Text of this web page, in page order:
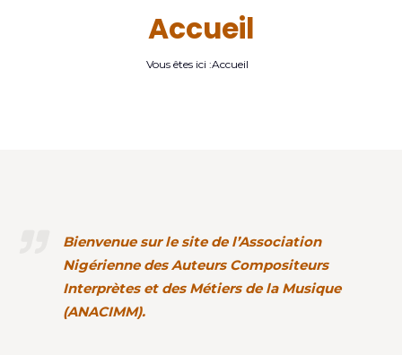
Accueil
Vous êtes ici :Accueil
Bienvenue sur le site de l’Association
Nigérienne des Auteurs Compositeurs
Interprètes et des Métiers de la Musique
(ANACIMM).